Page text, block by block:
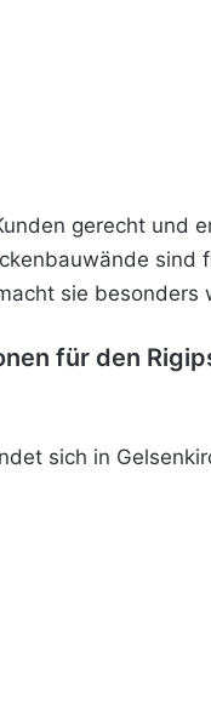
gerecht und
sie besonders
für den
sich in